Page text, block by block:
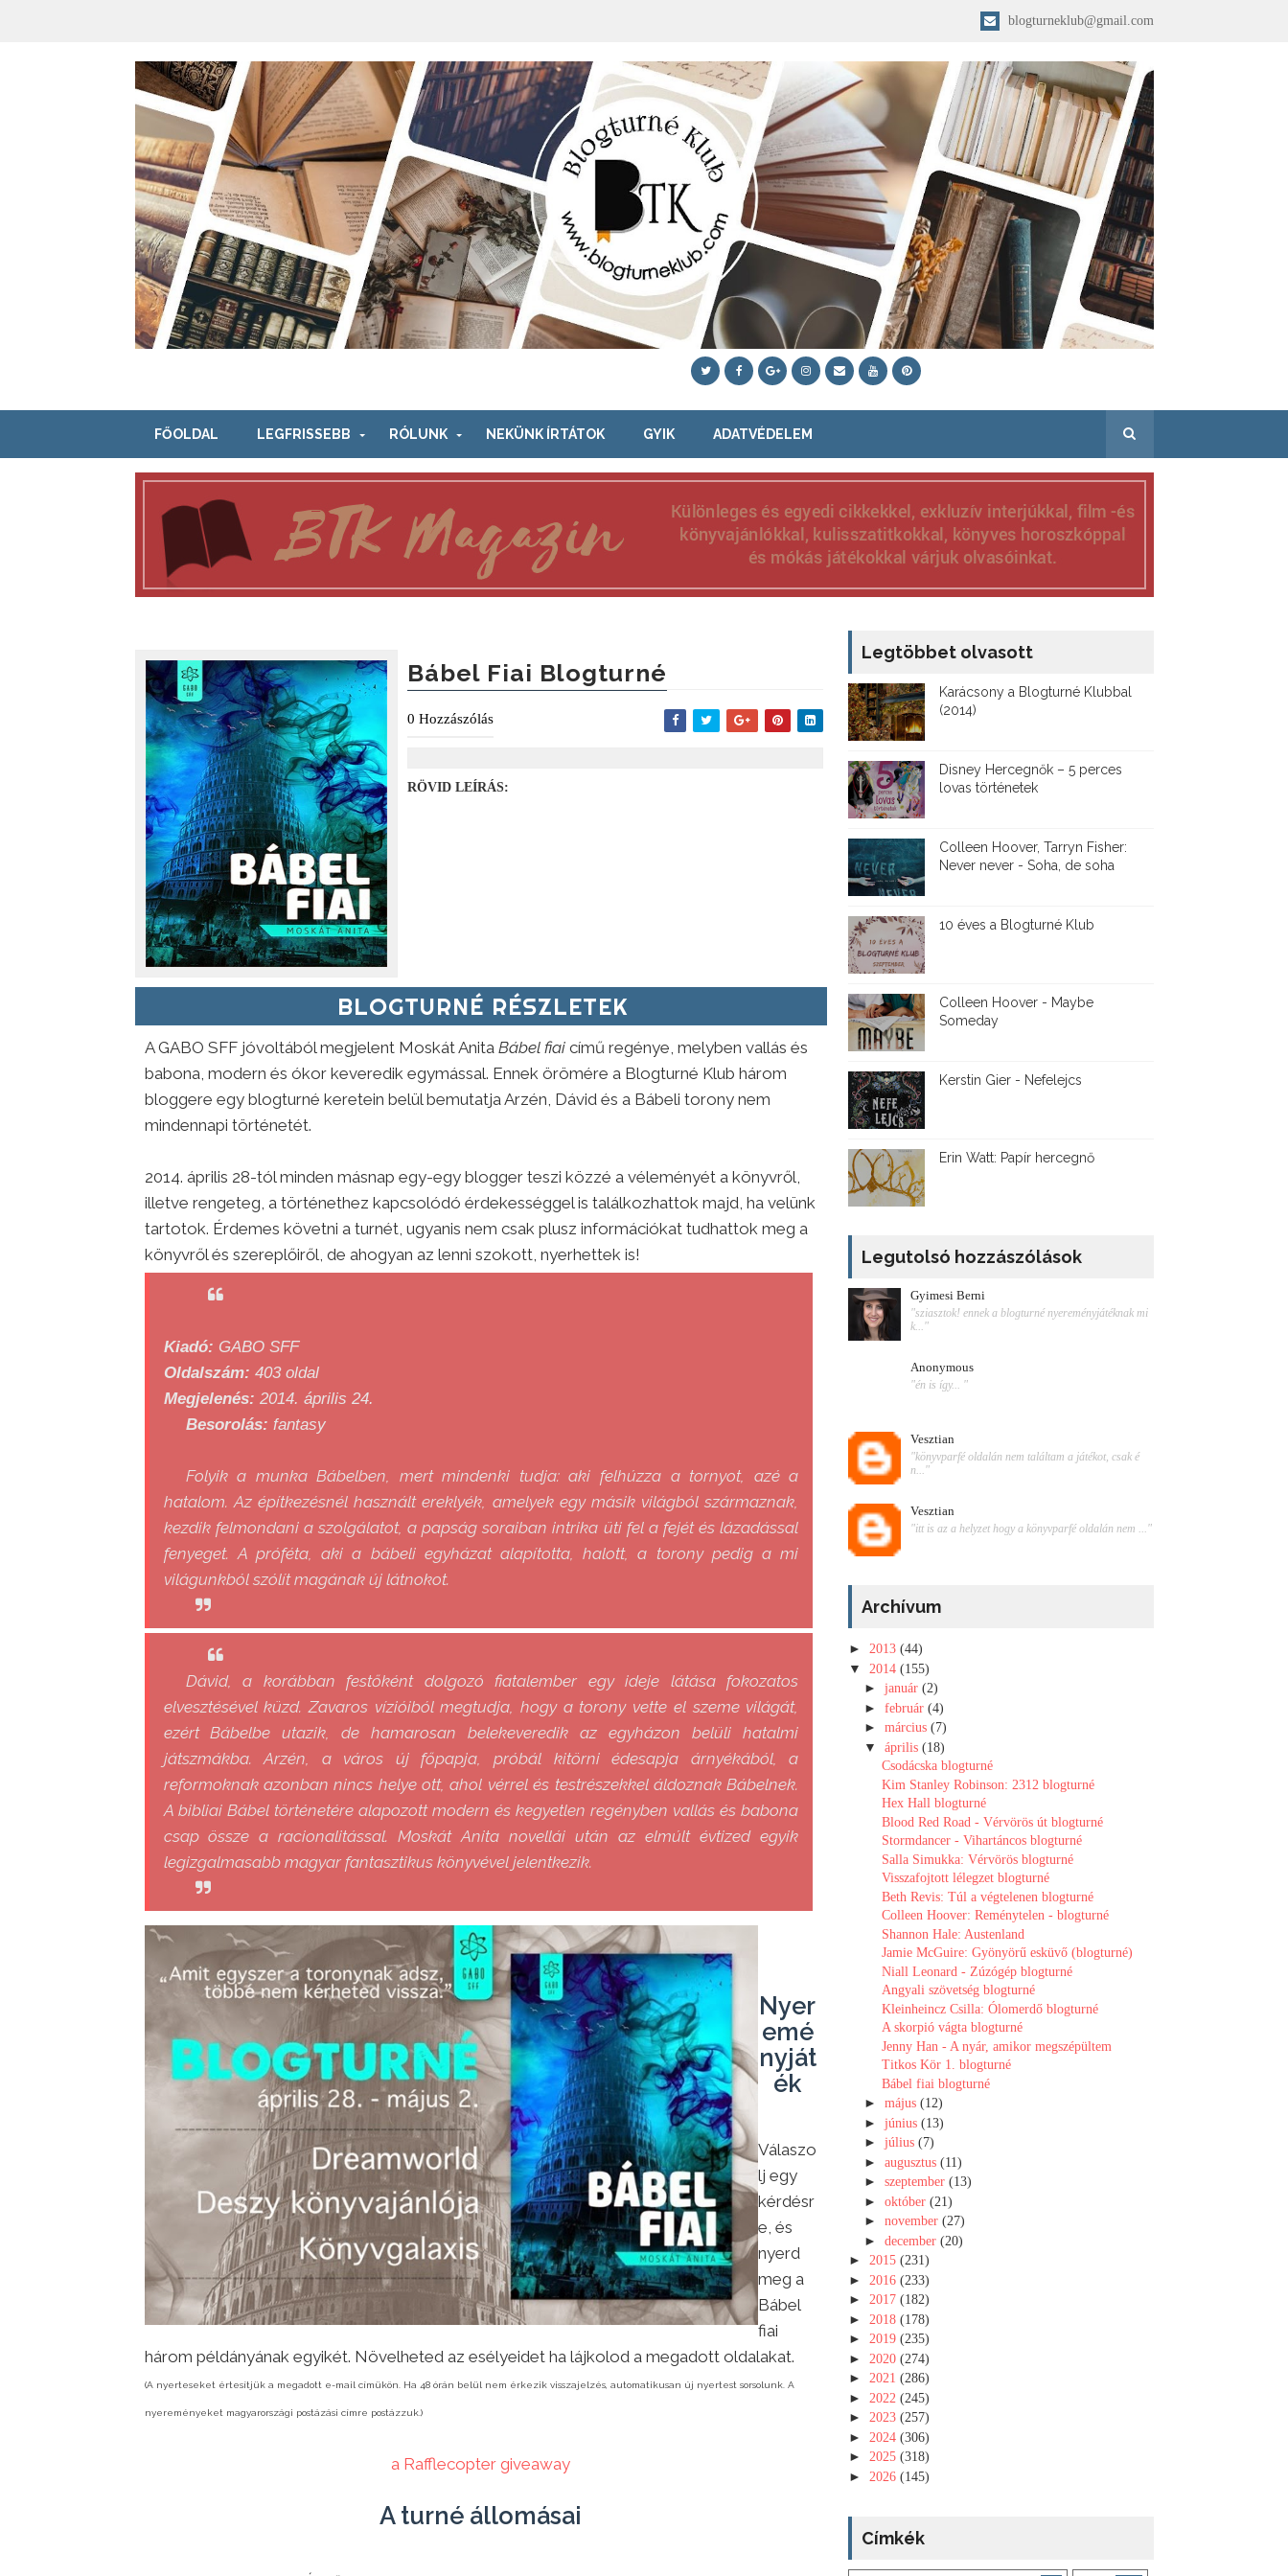
blogturneklub@gmail.com
FŐOLDAL LEGFRISSEBB RÓLUNK NEKÜNK ÍRTÁTOK GYIK ADATVÉDELEM
Bábel Fiai Blogturné
0 Hozzászólás
RÖVID LEÍRÁS:
BLOGTURNÉ RÉSZLETEK
A GABO SFF jóvoltából megjelent Moskát Anita Bábel fiaicímű regénye, melyben vallás és
babona, modern és ókor keveredik egymással. Ennek örömére a Blogturné Klub három
bloggere egy blogturné keretein belül bemutatja Arzén, Dávid és a Bábeli torony nem
mindennapi történetét.
2014. április 28-tól minden másnap egy-egy blogger teszi közzé a véleményét a könyvről,
illetve rengeteg, a történethez kapcsolódó érdekességgel is találkozhattok majd, ha velünk
tartotok. Érdemes követni a turnét, ugyanis nem csak plusz információkat tudhattok meg a
könyvről és szereplőiről, de ahogyan az lenni szokott, nyerhettek is!
Kiadó: GABO SFF
Oldalszám: 403 oldal
Megjelenés: 2014. április 24.
Besorolás: fantasy
Folyik a munka Bábelben, mert mindenki tudja: aki felhúzza a tornyot, azé a
hatalom. Az építkezésnél használt ereklyék, amelyek egy másik világból származnak,
kezdik felmondani a szolgálatot, a papság soraiban intrika üti fel a fejét és lázadással
fenyeget. A próféta, aki a bábeli egyházat alapította, halott, a torony pedig a mi
világunkból szólít magának új látnokot.
Dávid, a korábban festőként dolgozó fiatalember egy ideje látása fokozatos
elvesztésével küzd. Zavaros vízióiból megtudja, hogy a torony vette el szeme világát,
ezért Bábelbe utazik, de hamarosan belekeveredik az egyházon belüli hatalmi
játszmákba. Arzén, a város új főpapja, próbál kitörni édesapja árnyékából, a
reformoknak azonban nincs helye ott, ahol vérrel és testrészekkel áldoznak Bábelnek.
A bibliai Bábel történetére alapozott modern és kegyetlen regényben vallás és babona
csap össze a racionalitással. Moskát Anita novellái után az elmúlt évtized egyik
legizgalmasabb magyar fantasztikus könyvével jelentkezik.
Nyer
emé
nyját
ék
Válaszo
lj egy
kérdésr
e, és
nyerd
meg a
Bábel
fiai
három példányának egyikét. Növelheted az esélyeidet ha lájkolod a megadott oldalakat.
(A nyerteseket értesítjük a megadott e-mail címükön. Ha 48 órán belül nem érkezik visszajelzés, automatikusan új nyertest sorsolunk. A
nyereményeket magyarországi postázási címre postázzuk.)
a Rafflecopter giveaway
A turné állomásai
Legtöbbet olvasott
Karácsony a Blogturné Klubbal
(2014)
Disney ​Hercegnők – 5 perces
lovas történetek
Colleen Hoover, Tarryn Fisher:
Never never - Soha, de soha
10 éves a Blogturné Klub
Colleen Hoover - Maybe
Someday
Kerstin Gier - Nefelejcs
Erin Watt: Papír hercegnő
Legutolsó hozzászólások
Gyimesi Berni
"sziasztok! ennek a blogturné nyereményjátéknak mi
k..."
Anonymous
"én is így... "
Vesztian
"könyvparfé oldalán nem találtam a játékot, csak é
n..."
Vesztian
"itt is az a helyzet hogy a könyvparfé oldalán nem ..."
Archívum
► 2013 (44)
▼ 2014 (155)
►január(2)
►február(4)
►március(7)
▼ április(18)
Csodácska blogturné
Kim Stanley Robinson: 2312 blogturné
Hex Hall blogturné
Blood Red Road - Vérvörös út blogturné
Stormdancer - Vihartáncos blogturné
Salla Simukka: Vérvörös blogturné
Visszafojtott lélegzet blogturné
Beth Revis: Túl a végtelenen blogturné
Colleen Hoover: Reménytelen - blogturné
Shannon Hale: Austenland
Jamie McGuire: Gyönyörű esküvő (blogturné)
Niall Leonard - Zúzógép blogturné
Angyali szövetség blogturné
Kleinheincz Csilla: Ólomerdő blogturné
A skorpió vágta blogturné
Jenny Han - A nyár, amikor megszépültem
Titkos Kör 1. blogturné
Bábel fiai blogturné
►május(12)
►június(13)
►július(7)
►augusztus(11)
►szeptember(13)
►október(21)
►november(27)
►december(20)
► 2015 (231)
► 2016 (233)
► 2017 (182)
► 2018 (178)
► 2019 (235)
► 2020 (274)
► 2021 (286)
► 2022 (245)
► 2023 (257)
► 2024 (306)
► 2025 (318)
► 2026 (145)
Címkék